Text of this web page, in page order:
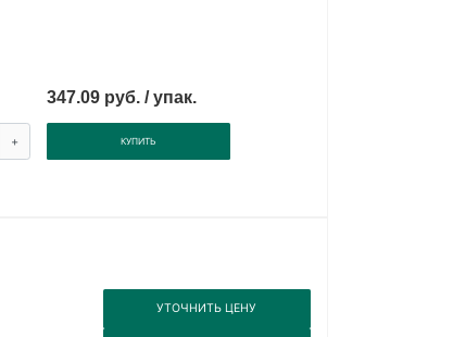
347.09 руб. / упак.
+ КУПИТЬ
УТОЧНИТЬ ЦЕНУ